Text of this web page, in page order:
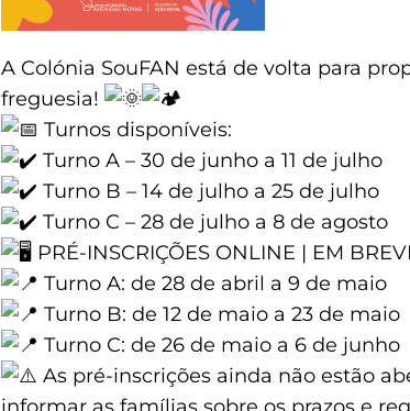
A Colónia SouFAN está de volta para
freguesia!
Turnos disponíveis:
Turno A – 30 de junho a 11 de julho
Turno B – 14 de julho a 25 de julho
Turno C – 28 de julho a 8 de agosto
PRÉ-INSCRIÇÕES ONLINE | EM
Turno A: de 28 de abril a 9 de maio
Turno B: de 12 de maio a 23 de maio
Turno C: de 26 de maio a 6 de junho
As pré-inscrições ainda não estão
informar as famílias sobre os prazos e